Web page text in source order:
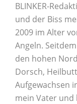
BLINKER-
und der Biss
2009 im Alter
Angeln.
den hohen
Dorsch,
Aufgewachsen
mein Vater und